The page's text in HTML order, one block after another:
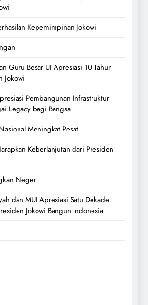
Kepemimpinan Jokowi
Guru Besar UI Apresiasi 10 Tahun
Jokowi
Pembangunan Infrastruktur
Legacy bagi Bangsa
Meningkat Pesat
Keberlanjutan dari Presiden
Negeri
dan MUI Apresiasi Satu Dekade
Jokowi Bangun Indonesia